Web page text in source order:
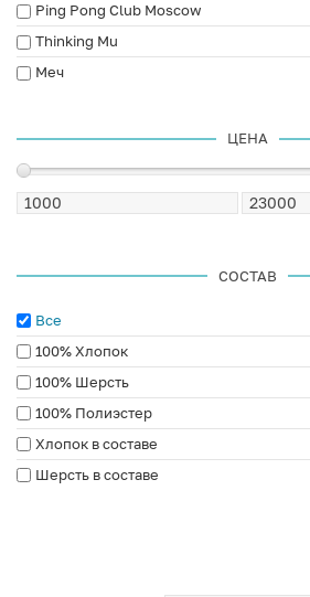
Ping Pong Club Moscow
Thinking Mu
Меч
ЦЕНА
СОСТАВ
Все
100% Хлопок
100% Шерсть
100% Полиэстер
Хлопок в составе
Шерсть в составе